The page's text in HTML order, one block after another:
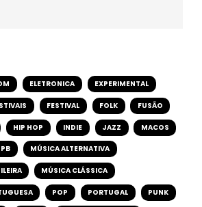
ELETRONICA EXPERIMENTAL
FESTIVAL FOLK FUSÃO
HIP HOP INDIE JAZZ MACOS
MÚSICA ALTERNATIVA
MÚSICA CLÁSSICA
POP PORTUGAL PUNK